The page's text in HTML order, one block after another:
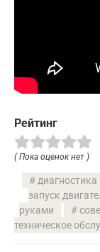
Рейтинг
( Пока оценок нет )
запуск
руками
техническое